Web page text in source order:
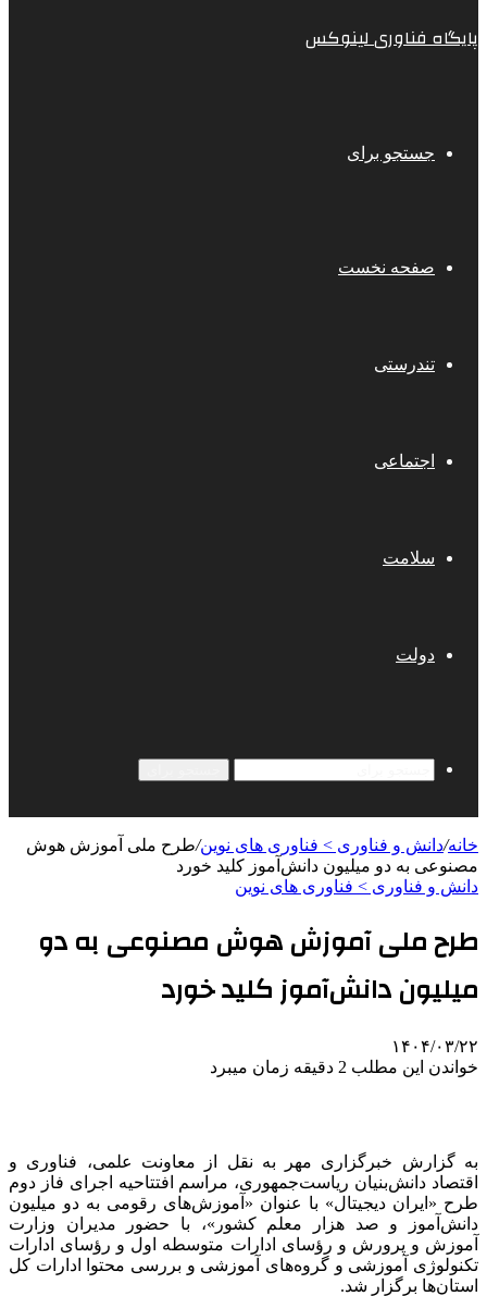
پایگاه فناوری لینوکس
جستجو برای
صفحه نخست
تندرستی
اجتماعی
سلامت
دولت
خانه/دانش و فناوری > فناوری های نوین/طرح ملی آموزش هوش
مصنوعی به دو میلیون دانش‌آموز کلید خورد
دانش و فناوری > فناوری های نوین
طرح ملی آموزش هوش مصنوعی به دو
میلیون دانش‌آموز کلید خورد
۱۴۰۴/۰۳/۲۲
خواندن این مطلب 2 دقیقه زمان میبرد
به گزارش خبرگزاری مهر به نقل از معاونت علمی، فناوری و
اقتصاد دانش‌بنیان ریاست‌جمهوری، مراسم افتتاحیه اجرای فاز دوم
طرح «ایران دیجیتال» با عنوان «آموزش‌های رقومی به دو میلیون
دانش‌آموز و صد هزار معلم کشور»، با حضور مدیران وزارت
آموزش و پرورش و رؤسای ادارات متوسطه اول و رؤسای ادارات
تکنولوژی آموزشی و گروه‌های آموزشی و بررسی محتوا ادارات کل
استان‌ها برگزار شد.